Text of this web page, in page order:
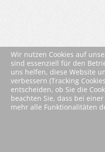
Wir nutzen Cookies auf
sind essenziell für den
uns helfen, diese Website
verbessern (Tracking
entscheiden, ob Sie die
beachten Sie, dass bei
mehr alle Funktionalitäten